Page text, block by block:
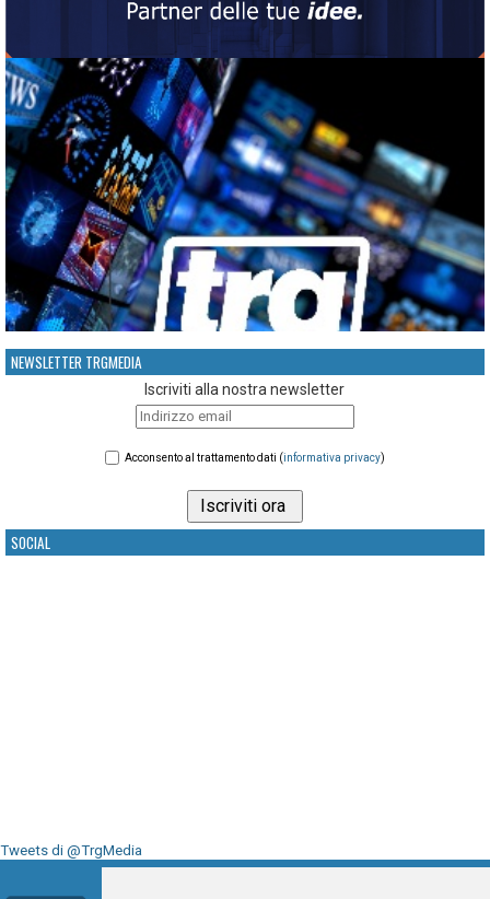
NEWSLETTER TRGMEDIA
Iscriviti alla nostra newsletter
Acconsento al trattamento dati (informativa privacy)
SOCIAL
Tweets di @TrgMedia